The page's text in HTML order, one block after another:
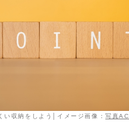
い収納をしよう│イメージ画像：写真AC